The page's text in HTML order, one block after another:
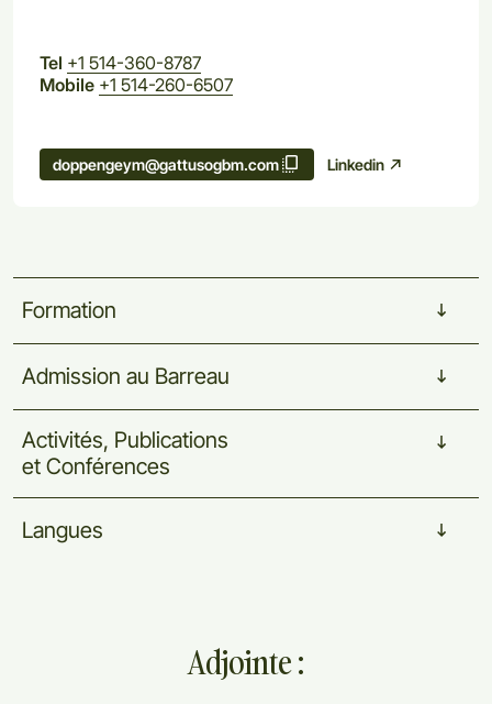
Tel +1 514-360-8787
Mobile +1 514-260-6507
doppengeym@gattusogbm.com Linkedin
Formation
Admission au Barreau
Activités, Publications
et Conférences
Langues
Adjointe :